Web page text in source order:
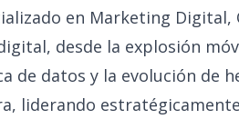
en Marketing
desde la explosión
de datos y la evolución de
liderando